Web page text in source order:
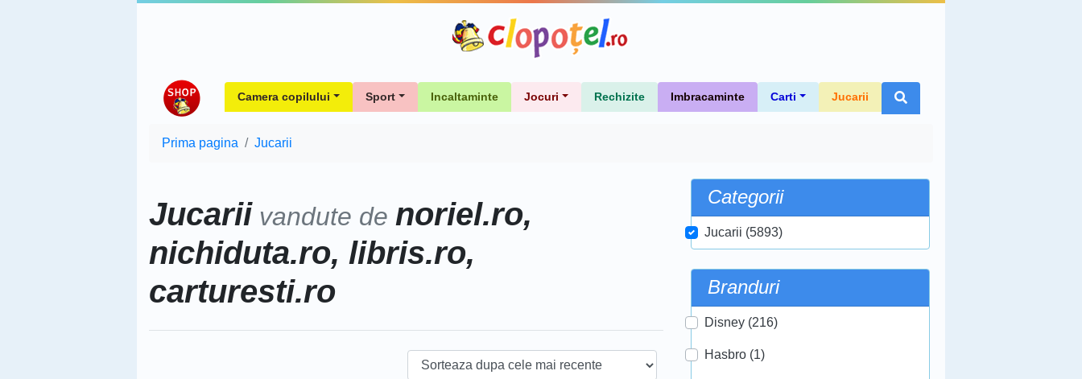
Camera copilului Sport Incaltaminte Jocuri Rechizite Imbracaminte Carti Jucarii
Prima pagina Jucarii
Jucarii vandute de noriel.ro,
nichiduta.ro, libris.ro,
carturesti.ro
Categorii
Jucarii (5893)
Branduri
Disney (216)
Hasbro (1)